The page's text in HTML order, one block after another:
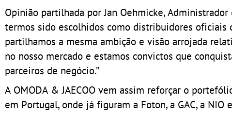
Opinião partilhada por Jan Oehmicke,
termos sido escolhidos como distribuidores oficiais
partilhamos a mesma ambição e visão arrojada
no nosso mercado e estamos convictos que
parceiros de negócio.”
A OMODA & JAECOO vem assim reforçar o
em Portugal, onde já figuram a Foton, a GAC, a NIO